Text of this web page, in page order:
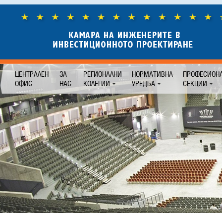
ЦЕНТРАЛЕН
ОФИС
ЗА
НАС
РЕГИОНАЛНИ
КОЛЕГИИ
НОРМАТИВНА
УРЕДБА
СЕКЦИИ